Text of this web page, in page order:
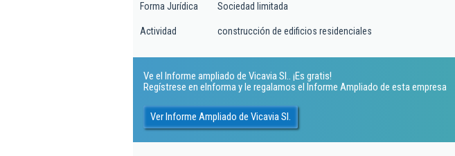
Forma Jurídica Sociedad limitada
Actividad construcción de edificios residenciales
Ve el Informe ampliado de Vicavia Sl.. ¡Es gratis!
Regístrese en eInforma y le regalamos el Informe Ampliado de esta empresa
Ver Informe Ampliado de Vicavia Sl.